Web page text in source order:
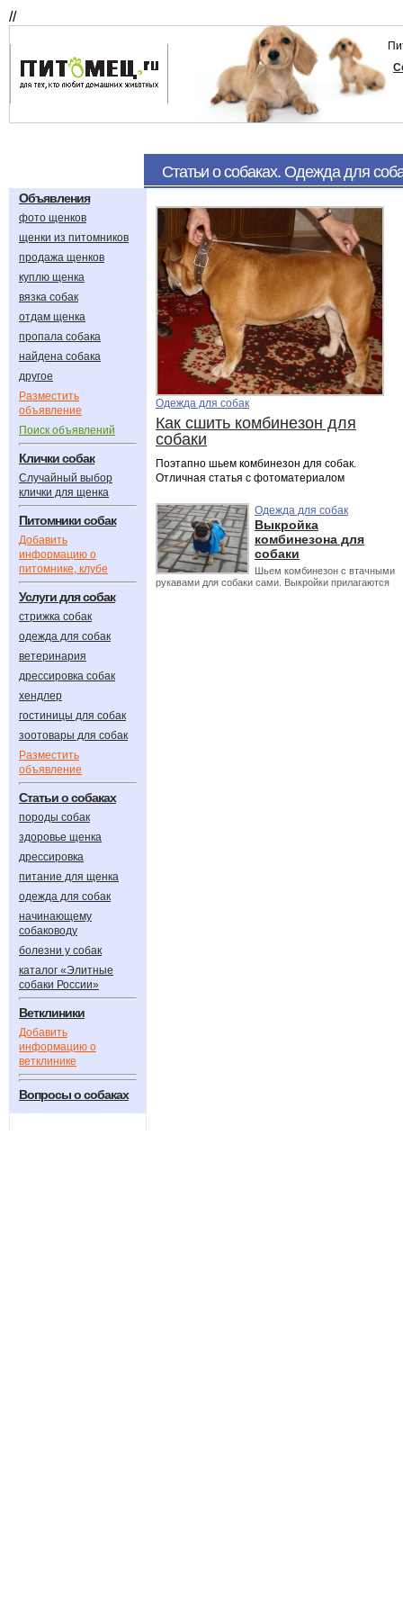
//
Статьи о собаках. Одежда для
Объявления
фото щенков
щенки из питомников
продажа щенков
куплю щенка
вязка собак
отдам щенка
пропала собака
найдена собака
другое
Разместить
объявление
Поиск объявлений
Клички собак
Случайный выбор
клички для щенка
Питомники собак
Добавить
информацию о
питомнике, клубе
Услуги для собак
стрижка собак
одежда для собак
ветеринария
дрессировка собак
хендлер
гостиницы для собак
зоотовары для собак
Разместить
объявление
Статьи о собаках
породы собак
здоровье щенка
дрессировка
питание для щенка
одежда для собак
начинающему
собаководу
болезни у собак
каталог «Элитные
собаки России»
Ветклиники
Добавить
информацию о
ветклинике
Вопросы о собаках
Одежда для собак
Как сшить комбинезон для
собаки
Поэтапно шьем комбинезон для собак.
Отличная статья с фотоматериалом
Одежда для собак
Выкройка
комбинезона для
собаки
Шьем комбинезон с втачными
рукавами для собаки сами. Выкройки прилагаются